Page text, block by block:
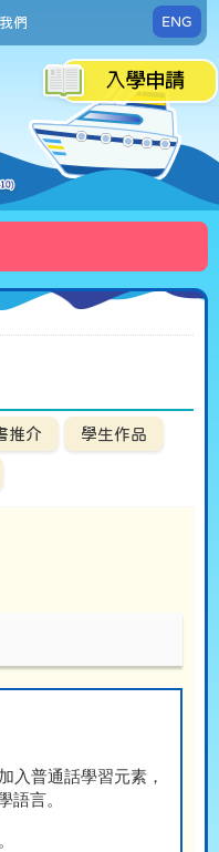
們 ENG
推介 學生作品
入普通話學習元素，
語言。